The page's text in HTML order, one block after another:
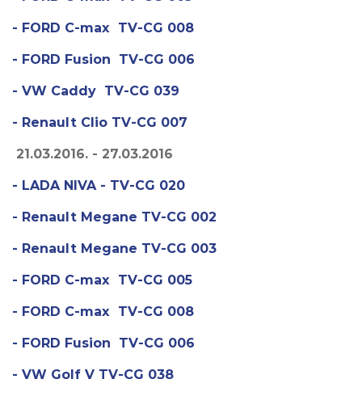
- FORD C-max TV-CG 008
- FORD Fusion TV-CG 006
- VW Caddy TV-CG 039
- Renault Clio TV-CG 007
21.03.2016. - 27.03.2016
- LADA NIVA - TV-CG 020
- Renault Megane TV-CG 002
- Renault Megane TV-CG 003
- FORD C-max TV-CG 005
- FORD C-max TV-CG 008
- FORD Fusion TV-CG 006
- VW Golf V TV-CG 038